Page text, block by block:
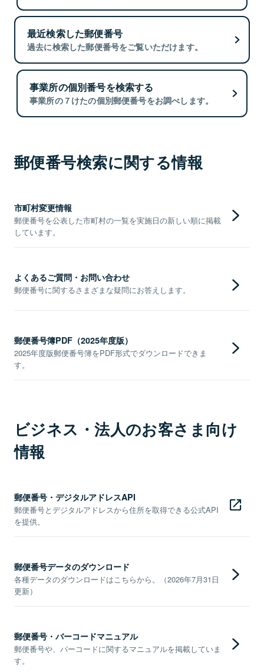
最近検索した郵便番号
過去に検索した郵便番号をご覧いただけます。
事業所の個別番号を検索する
事業所の７けたの個別郵便番号をお調べします。
郵便番号検索に関する情報
市町村変更情報
郵便番号を公表した市町村の一覧を実施日の新しい順に掲載
しています。
よくあるご質問・お問い合わせ
郵便番号に関するさまざまな疑問にお答えします。
郵便番号簿PDF（2025年度版）
2025年度版郵便番号簿をPDF形式でダウンロードできま
す。
ビジネス・法人のお客さま向け
情報
郵便番号・デジタルアドレスAPI
郵便番号とデジタルアドレスから住所を取得できる公式API
を提供。
郵便番号データのダウンロード
各種データのダウンロードはこちらから。（2026年7月31日
更新）
郵便番号・バーコードマニュアル
郵便番号や、バーコードに関するマニュアルを掲載していま
す。